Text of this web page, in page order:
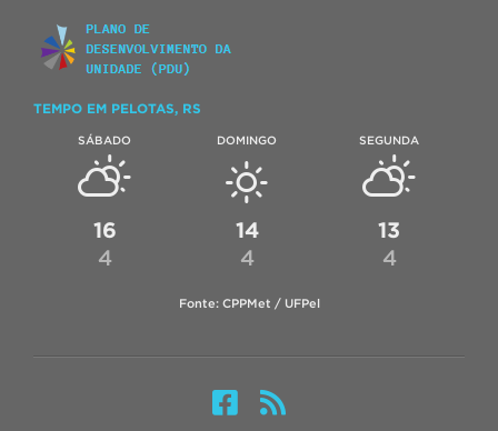
TEMPO EM PELOTAS, RS
SÁBADO
16
4
DOMINGO
14
4
SEGUNDA
13
4
Fonte: CPPMet / UFPel